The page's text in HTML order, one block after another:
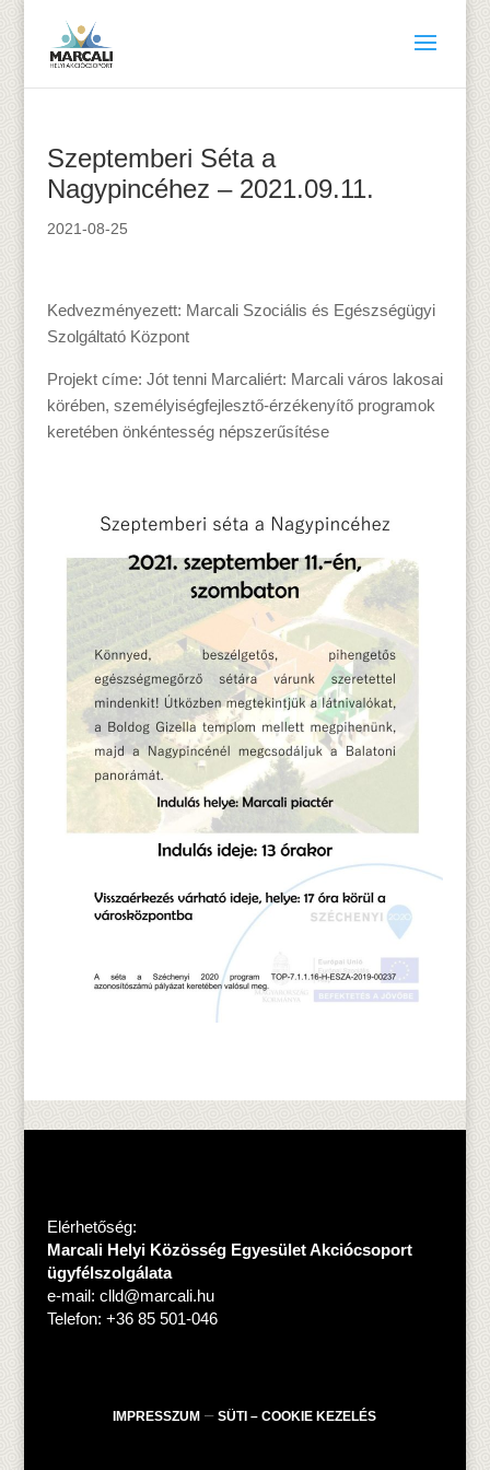
Szeptemberi Séta a
Nagypincéhez – 2021.09.11.
2021-08-25
Kedvezményezett: Marcali Szociális és Egészségügyi
Szolgáltató Központ
Projekt címe: Jót tenni Marcaliért: Marcali város lakosai
körében, személyiségfejlesztő-érzékenyítő programok
keretében önkéntesség népszerűsítése
Elérhetőség:
Marcali Helyi Közösség Egyesület Akciócsoport
ügyfélszolgálata
e-mail: clld@marcali.hu
Telefon: +36 85 501-046
IMPRESSZUM –SÜTI – COOKIE KEZELÉS